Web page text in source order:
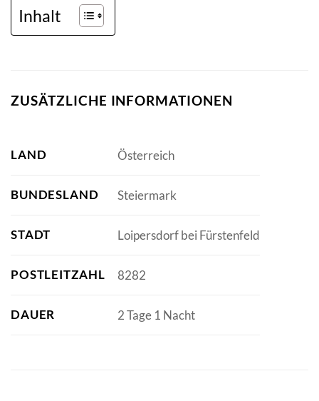
Inhalt
ZUSÄTZLICHE INFORMATIONEN
LAND Österreich
BUNDESLAND Steiermark
STADT Loipersdorf bei Fürstenfeld
POSTLEITZAHL 8282
DAUER 2 Tage 1 Nacht